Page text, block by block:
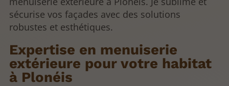
sécurise vos façades avec des solutions
robustes et esthétiques.
Expertise en menuiserie
extérieure pour votre habitat
à Plonéis